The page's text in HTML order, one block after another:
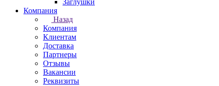
Заглушки
Компания
Назад
Компания
Клиентам
Доставка
Партнеры
Отзывы
Вакансии
Реквизиты